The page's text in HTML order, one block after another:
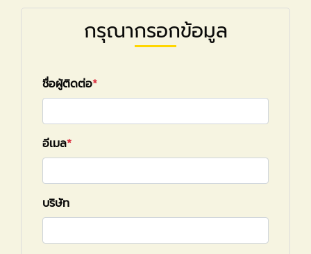
กรุณากรอกข้อมูล
ชื่อผู้ติดต่อ
อีเมล
บริษัท